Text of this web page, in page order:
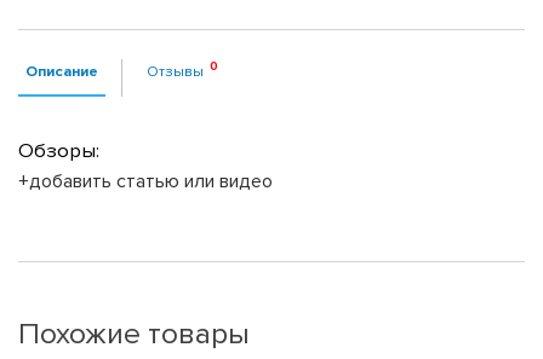
Описание Отзывы
Обзоры:
+добавить статью или видео
Похожие товары